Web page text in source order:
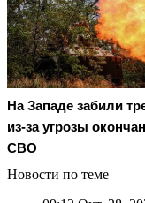
На Западе забили
из-за угрозы
СВО
Новости по теме